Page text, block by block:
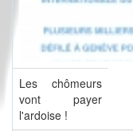
Les chômeurs
vont payer
l'ardoise !